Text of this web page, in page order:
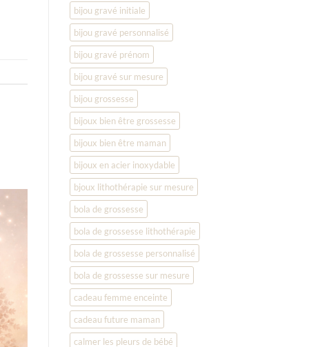
bijou gravé initiale
bijou gravé personnalisé
bijou gravé prénom
bijou gravé sur mesure
bijou grossesse
bijoux bien être grossesse
bijoux bien être maman
bijoux en acier inoxydable
bjoux lithothérapie sur mesure
bola de grossesse
bola de grossesse lithothérapie
bola de grossesse personnalisé
bola de grossesse sur mesure
cadeau femme enceinte
cadeau future maman
calmer les pleurs de bébé